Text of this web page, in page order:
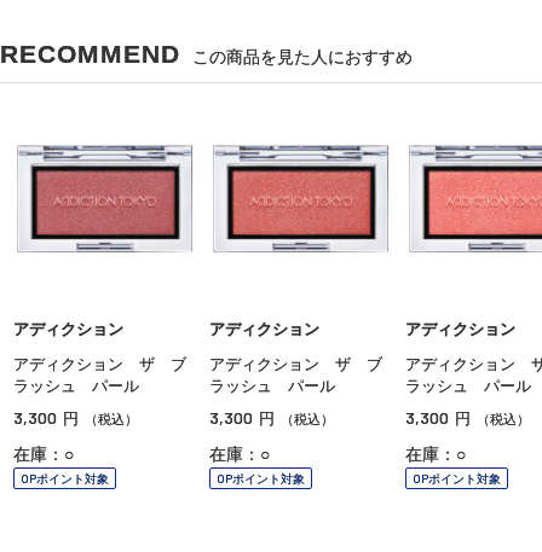
RECOMMEND この商品を見た人におすすめ
アディクション
アディクション ザ ブ
ラッシュ パール
3,300 円 （税込）
在庫：○
OPポイント対象
アディクション
アディクション ザ ブ
ラッシュ パール
3,300 円 （税込）
在庫：○
OPポイント対象
アディクション
アディクション
ラッシュ パール
3,300 円 （税込）
在庫：○
OPポイント対象